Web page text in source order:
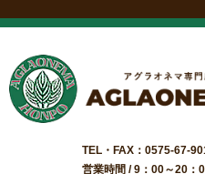
TEL・FAX：0575-67-
営業時間 / 9：00～20